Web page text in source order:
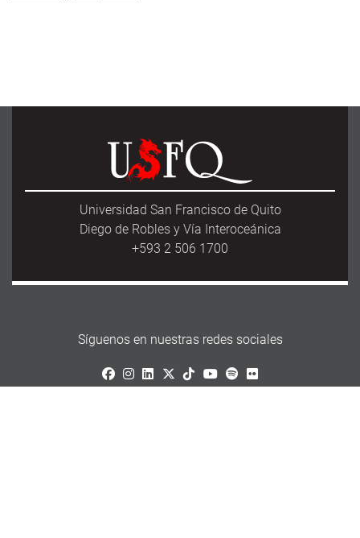
Universidad San Francisco de Quito
Diego de Robles y Vía Interoceánica
+593 2 506 1700
Síguenos en nuestras redes sociales